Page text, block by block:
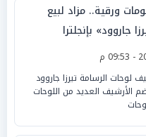
ورقية.. مزاد لبيع
جاروود» بإنجلترا
لوحات الرسامة تيرزا جاروود
الأرشيف العديد من اللوحات